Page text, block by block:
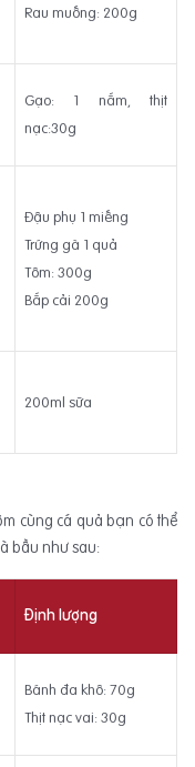
Rau muống: 200g
Gạo: 1 nắm, thịt
nạc:30g
Đậu phụ 1 miếng
Trứng gà 1 quả
Tôm: 300g
Bắp cải 200g
200ml sữa
cùng cá quả bạn có thể
bầu như sau:
Định lượng
Bánh đa khô: 70g
Thịt nạc vai: 30g